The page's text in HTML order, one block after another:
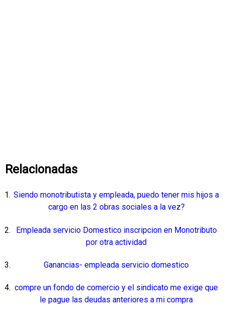
Relacionadas
Siendo monotributista y empleada, puedo tener mis hijos a
cargo en las 2 obras sociales a la vez?
Empleada servicio Domestico inscripcion en Monotributo
por otra actividad
Ganancias- empleada servicio domestico
compre un fondo de comercio y el sindicato me exige que
le pague las deudas anteriores a mi compra